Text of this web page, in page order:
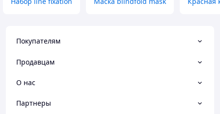
Покупателям
Продавцам
О нас
Партнеры